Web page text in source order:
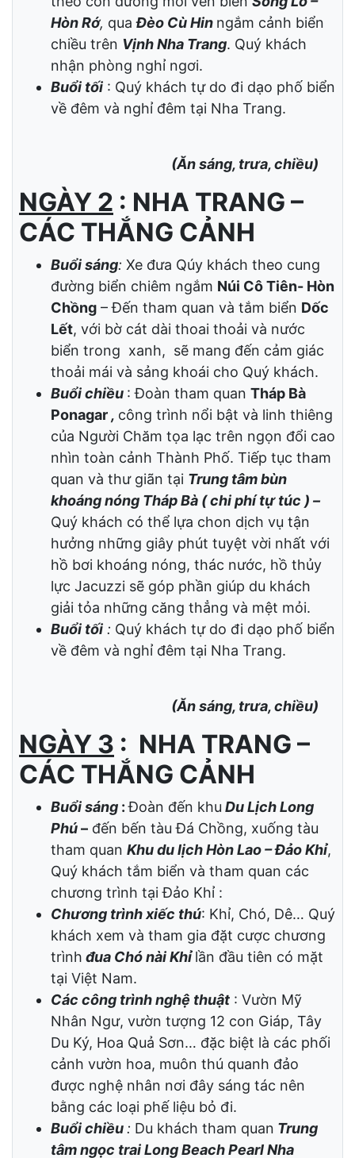
thuyền Mũi Né…Tiếp tục hành trình đoàn
dừng chânbãi biển Cà Ná, nơi có phong
cảnh núi kề bên biển, đẹp nổi tiếng của
miền Trung.
Buổi chiều :Du khách vào Nha Trang
Vịnh Nha Trang. Quý khách
nhận phòng nghỉ ngơi.
Buổi tối: Quý khách tự do đi dạo phố biển
về đêm và nghỉ đêm tại Nha Trang.
(Ăn sáng, trưa, chiều)
NGÀY 2: NHA TRANG –
CÁC THẮNG CẢNH
Buổi sáng: Xe đưa Qúy khách theo cung
đường biển chiêm ngắm Núi Cô Tiên- Hòn
Chồng– Đến tham quan và tắm biểnDốc
Lết, với bờ cát dài thoai thoải và nước
biển trong xanh, sẽ mang đến cảm giác
thoải mái và sảng khoái cho Quý khách.
Buổi chiều : Đoàn tham quanTháp Bà
Ponagar,công trình nổi bật và linh thiêng
của Người Chăm tọa lạc trên ngọn đổi cao
nhìn toàn cảnh Thành Phố. Tiếp tục tham
quan và thư giãn tại Trung tâm bùn
khoáng nóng Tháp Bà ( chi phí tự túc ) –
Quý khách có thể lựa chon dịch vụ tận
lực Jacuzzi sẽ góp phần giúp du khách
giải tỏa những căng thẳng và mệt mỏi.
Buổi tối:Quý khách tự do đi dạo phố biển
về đêm và nghỉ đêm tại Nha Trang.
(Ăn sáng, trưa, chiều)
NGÀY 3: NHA TRANG –
CÁC THẮNG CẢNH
Buổi sáng: Đoàn đến khuDu Lịch Long
Phú–đến bến tàu Đá Chồng, xuống tàu
tham quanKhu du lịch Hòn Lao – Đảo Khỉ
Quý khách tắm biển và tham quan các
chương trình tại Đảo Khỉ :
Chương trình xiếc thú : Khỉ, Chó, Dê… Quý
khách xem và tham gia đặt cược chương
trình đua Chó nài Khỉlần đầu tiên có mặt
tại Việt Nam.
Các công trình nghệ thuật: Vườn Mỹ
Nhân Ngư, vườn tượng 12 con Giáp, Tây